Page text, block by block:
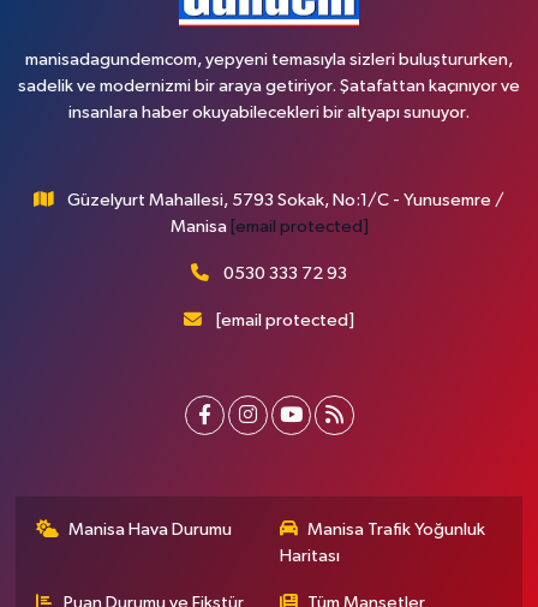
manisadagundemcom, yepyeni temasıyla sizleri buluştururken,
sadelik ve modernizmi bir araya getiriyor. Şatafattan kaçınıyor ve
insanlara haber okuyabilecekleri bir altyapı sunuyor.
Güzelyurt Mahallesi, 5793 Sokak, No:1/C - Yunusemre /
Manisa [email protected]
0530 333 72 93
[email protected]
Manisa Hava Durumu
Manisa Trafik Yoğunluk
Haritası
Puan Durumu ve Fikstür Tüm Manşetler